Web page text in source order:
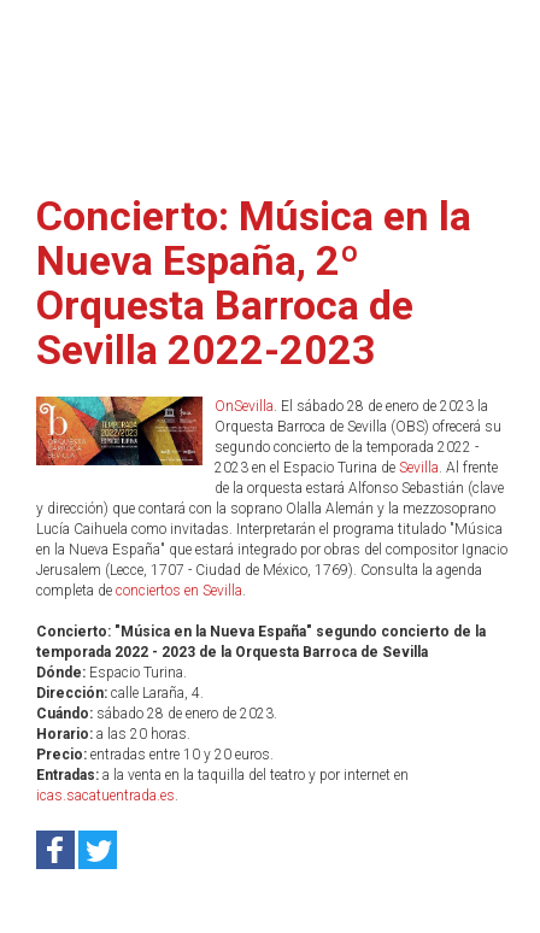
Concierto: Música en la
Nueva España, 2º
Orquesta Barroca de
Sevilla 2022-2023
OnSevilla. El sábado 28 de enero de 2023 la
Orquesta Barroca de Sevilla (OBS) ofrecerá su
segundo concierto de la temporada 2022 -
2023 en el Espacio Turina de Sevilla. Al frente
de la orquesta estará Alfonso Sebastián (clave
y dirección) que contará con la soprano Olalla Alemán y la mezzosoprano
Lucía Caihuela como invitadas. Interpretarán el programa titulado "Música
en la Nueva España" que estará integrado por obras del compositor Ignacio
Jerusalem (Lecce, 1707 - Ciudad de México, 1769). Consulta la agenda
completa de conciertos en Sevilla.
Concierto: "Música en la Nueva España" segundo concierto de la
temporada 2022 - 2023 de la Orquesta Barroca de Sevilla
Dónde: Espacio Turina.
Dirección: calle Laraña, 4.
Cuándo: sábado 28 de enero de 2023.
Horario: a las 20 horas.
Precio: entradas entre 10 y 20 euros.
Entradas: a la venta en la taquilla del teatro y por internet en
icas.sacatuentrada.es.